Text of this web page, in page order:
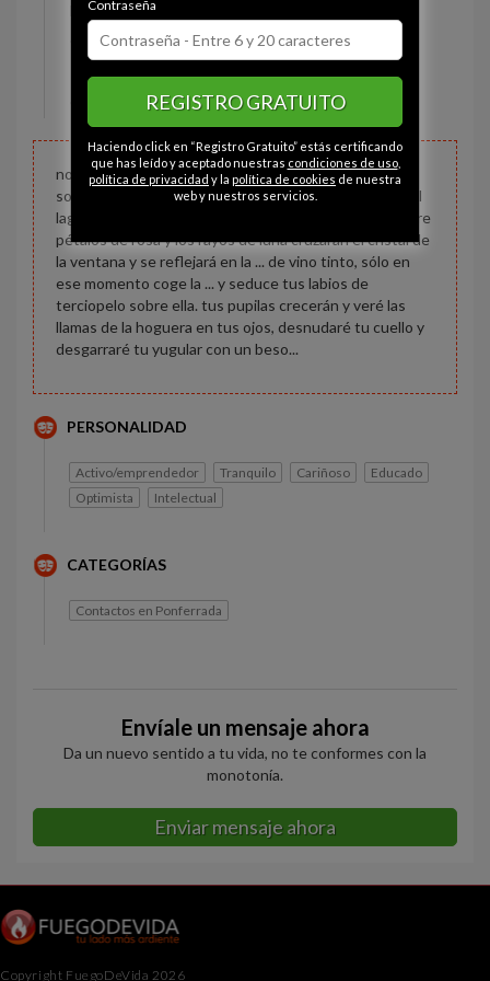
Estado civil:
Ojos: Azul
Constitución: Normal
no hay tiempo campanilla, dame tu mano y saltemos
sobre las nubes, con suerte llegaremos a la cabaña del
lago, la cena estará puesta, la hoguera encendida sobre
pétalos de rosa y los rayos de luna cruzarán el cristal de
la ventana y se reflejará en la ... de vino tinto, sólo en
ese momento coge la ... y seduce tus labios de
terciopelo sobre ella. tus pupilas crecerán y veré las
llamas de la hoguera en tus ojos, desnudaré tu cuello y
desgarraré tu yugular con un beso...
PERSONALIDAD
Activo/emprendedor Tranquilo Cariñoso
Educado
Optimista
Intelectual
CATEGORÍAS
Contactos en Ponferrada
Envíale un mensaje ahora
Da un nuevo sentido a tu vida, no te conformes con la
monotonía.
Enviar mensaje ahora
Contraseña
REGISTRO GRATUITO
Haciendo click en “Registro Gratuito” estás certificando
que has leído y aceptado nuestras condiciones de uso,
política de privacidad y la política de cookies de nuestra
web y nuestros servicios.
Copyright FuegoDeVida 2026